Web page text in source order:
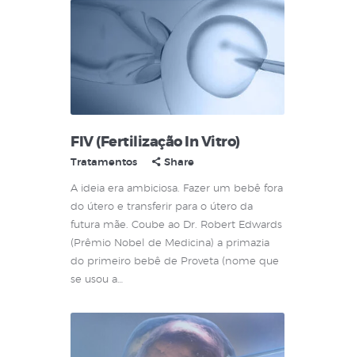
FIV (Fertilização In Vitro)
Tratamentos Share
A ideia era ambiciosa. Fazer um bebê fora
do útero e transferir para o útero da
futura mãe. Coube ao Dr. Robert Edwards
(Prêmio Nobel de Medicina) a primazia
do primeiro bebê de Proveta (nome que
se usou a…